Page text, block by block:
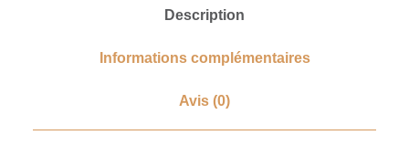
Description
Informations complémentaires
Avis (0)